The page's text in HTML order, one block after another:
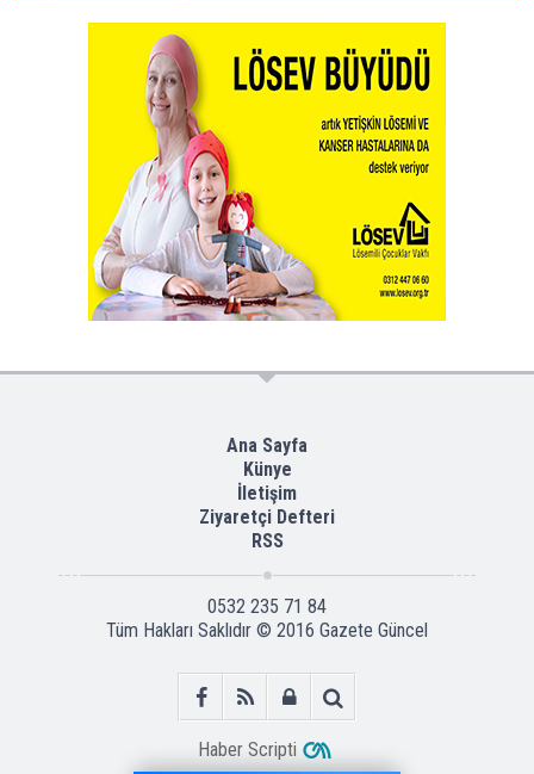
Ana Sayfa
Künye
İletişim
Ziyaretçi Defteri
RSS
0532 235 71 84
Tüm Hakları Saklıdır © 2016 Gazete Güncel
Haber Scripti